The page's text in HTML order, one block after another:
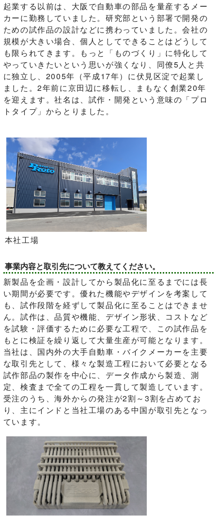
起業する以前は、大阪で自動車の部品を量産するメー
カーに勤務していました。研究部という部署で開発の
ための試作品の設計などに携わっていました。会社の
規模が大きい場合、個人としてできることはどうして
も限られてきます。もっと「ものづくり」に特化して
やっていきたいという思いが強くなり、同僚5人と共
に独立し、2005年（平成17年）に伏見区淀で起業し
ました。2年前に京田辺に移転し、まもなく創業20年
を迎えます。社名は、試作・開発という意味の「プロ
トタイプ」からとりました。
本社工場
事業内容と取引先について教えてください。
新製品を企画・設計してから製品化に至るまでには長
い期間が必要です。優れた機能やデザインを考案して
も、試作段階を経ずして製品化に至ることはできませ
ん。試作は、品質や機能、デザイン形状、コストなど
を試験・評価するために必要な工程で、この試作品を
もとに検証を繰り返して大量生産が可能となります。
当社は、国内外の大手自動車・バイクメーカーを主要
な取引先として、様々な製造工程において必要となる
試作部品の製作を中心に、データ作成から製造、測
定、検査まで全ての工程を一貫して製造しています。
受注のうち、海外からの発注が2割～3割を占めてお
り、主にインドと当社工場のある中国が取引先となっ
ています。